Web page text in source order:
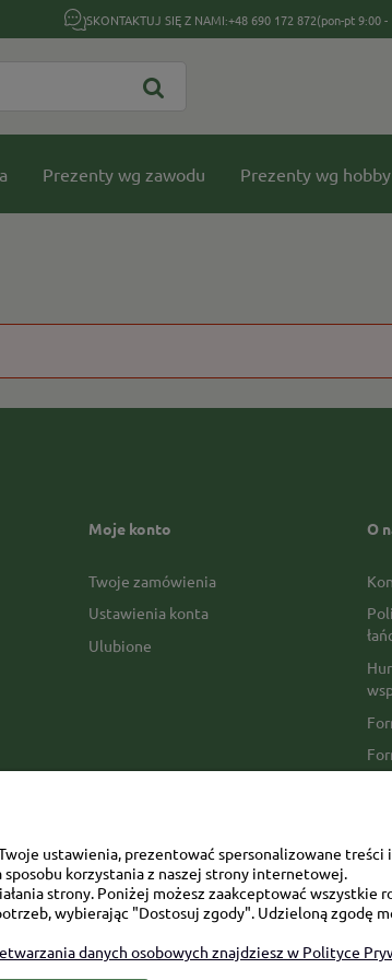
SKONTAKTUJ SIĘ Z NAMI:+48 690 172 872(pon-pt 9:00 -
Prezenty wg zawodu Prezenty wg hobby
Moje konto
Twoje zamówienia
Ustawienia konta
Ulubione
O
ustawienia, prezentować spersonalizowane
korzystania z naszej strony internetowej.
strony. Poniżej możesz zaakceptować
wybierając "Dostosuj zgody". Udzieloną zgodę
danych osobowych znajdziesz w Polityce